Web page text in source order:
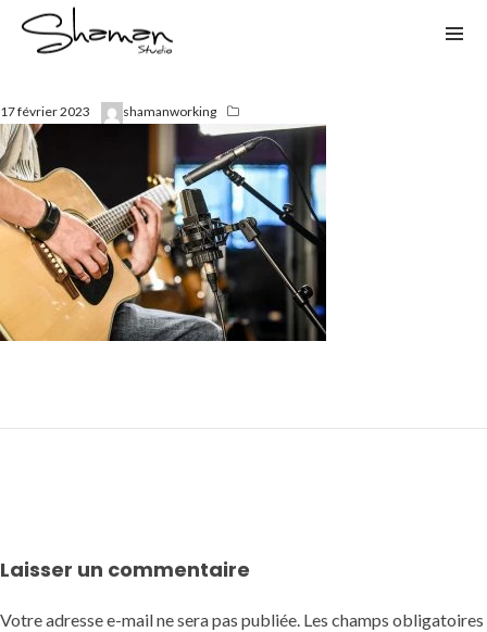
17 février 2023 shamanworking
Laisser un commentaire
Votre adresse e-mail ne sera pas publiée. Les champs obligatoires